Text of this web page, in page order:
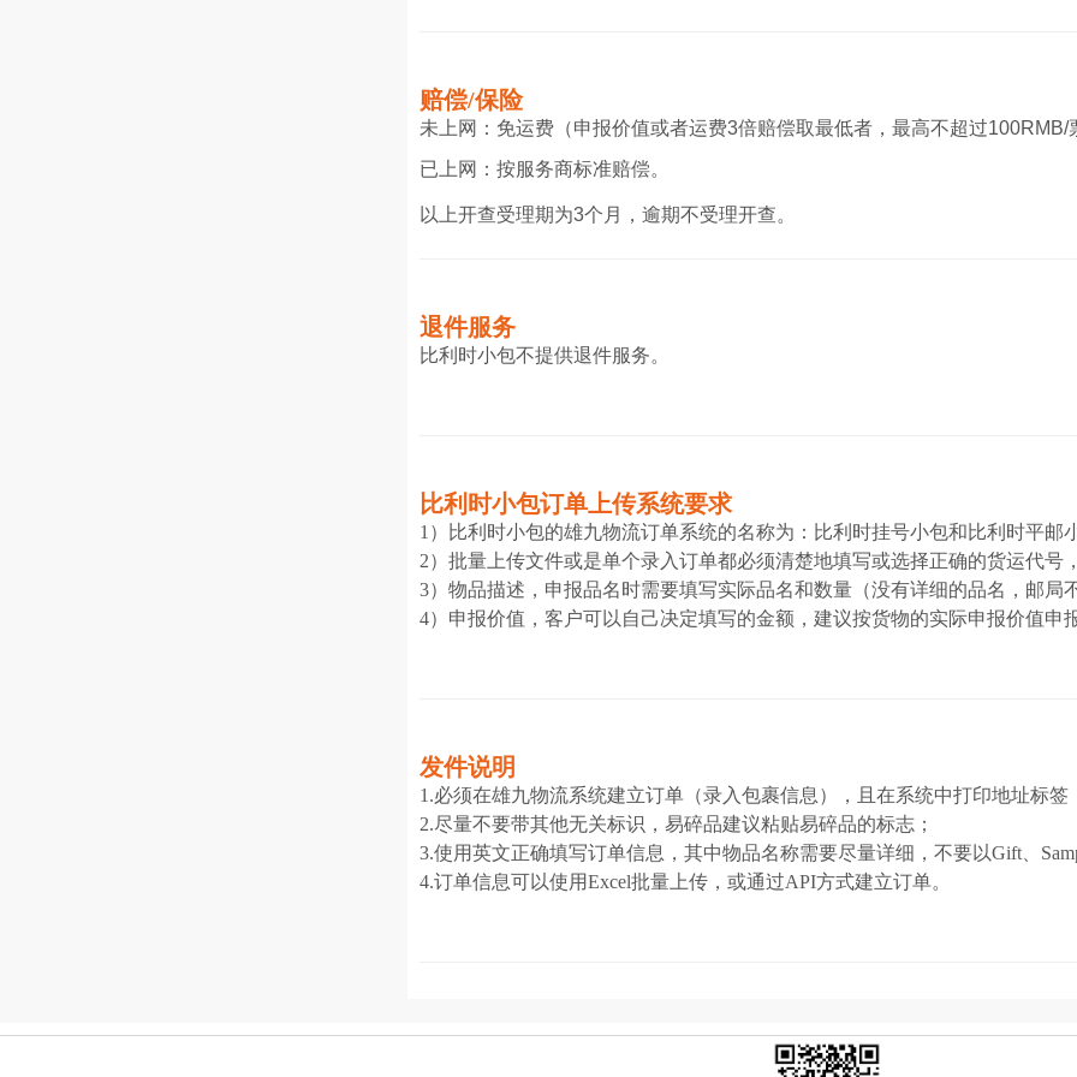
赔偿/保险
未上网：免运费（申报价值或者运费3倍赔偿取最低者，最高不超过100RMB/
已上网：按服务商标准赔偿。
以上开查受理期为3个月，逾期不受理开查。
退件服务
比利时小包不提供退件服务。
比利时小包订单上传系统要求
1）比利时小包的雄九物流订单系统的名称为：比利时挂号小包和比利时平邮
2）批量上传文件或是单个录入订单都必须清楚地填写或选择正确的货运代号
3）物品描述，申报品名时需要填写实际品名和数量（没有详细的品名，邮局
4）申报价值，客户可以自己决定填写的金额，建议按货物的实际申报价值申
发件说明
1.必须在雄九物流系统建立订单（录入包裹信息），且在系统中打印地址标签
2.尽量不要带其他无关标识，易碎品建议粘贴易碎品的标志；
3.使用英文正确填写订单信息，其中物品名称需要尽量详细，不要以Gift、
4.订单信息可以使用Excel批量上传，或通过API方式建立订单。